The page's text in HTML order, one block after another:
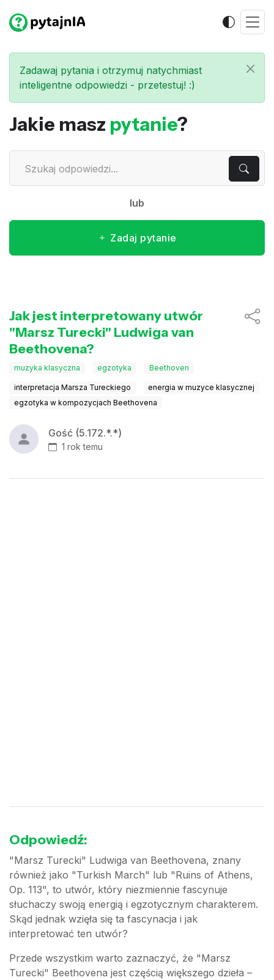
Zadawaj pytania i otrzymuj natychmiast
inteligentne odpowiedzi - przetestuj! :)
Jakie masz pytanie?
lub
Zadaj pytanie
Jak jest interpretowany utwór
"Marsz Turecki" Ludwiga van
Beethovena?
muzyka klasyczna egzotyka Beethoven
interpretacja Marsza Tureckiego
energia w muzyce klasycznej
egzotyka w kompozycjach Beethovena
Gość (5.172.*.*)
1 rok temu
Odpowiedź:
"Marsz Turecki" Ludwiga van Beethovena, znany
również jako "Turkish March" lub "Ruins of Athens,
Op. 113", to utwór, który niezmiennie fascynuje
słuchaczy swoją energią i egzotycznym charakterem.
Skąd jednak wzięła się ta fascynacja i jak
interpretować ten utwór?
Przede wszystkim warto zaznaczyć, że "Marsz
Turecki" Beethovena jest częścią większego dzieła –